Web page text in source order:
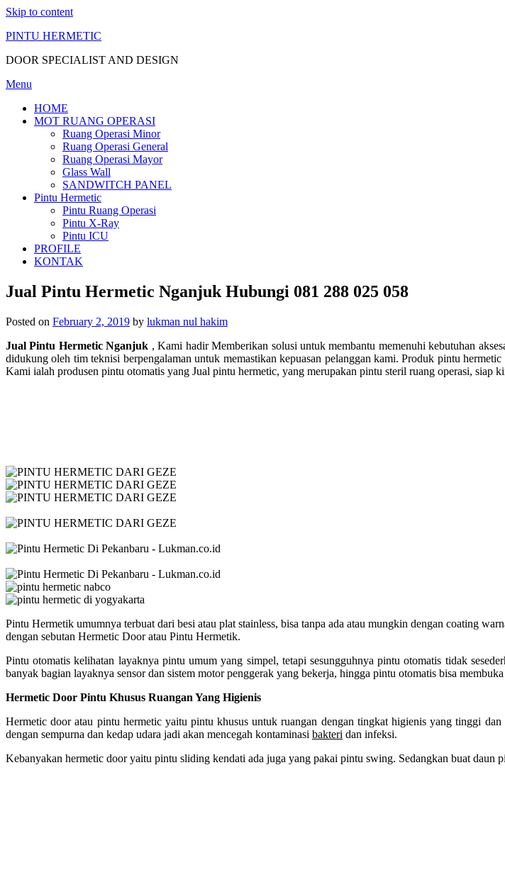
Skip to content
PINTU HERMETIC
DOOR SPECIALIST AND DESIGN
Menu
HOME
MOT RUANG OPERASI
Ruang Operasi Minor
Ruang Operasi General
Ruang Operasi Mayor
Glass Wall
SANDWITCH PANEL
Pintu Hermetic
Pintu Ruang Operasi
Pintu X-Ray
Pintu ICU
PROFILE
KONTAK
Jual Pintu Hermetic Nganjuk Hubungi 081 288 025 058
Posted on February 2, 2019 by lukman nul hakim
Jual Pintu Hermetic Nganjuk , Kami hadir Memberikan solusi untuk membantu memenuhi kebutuhan
didukung oleh tim teknisi berpengalaman untuk memastikan kepuasan pelanggan kami. Produk pintu
Kami ialah produsen pintu otomatis yang Jual pintu hermetic, yang merupakan pintu steril ruang operasi, siap
Pintu Hermetik umumnya terbuat dari besi atau plat stainless, bisa tanpa ada atau mungkin dengan coating
dengan sebutan Hermetic Door atau Pintu Hermetik.
Pintu otomatis kelihatan layaknya pintu umum yang simpel, tetapi sesungguhnya pintu otomatis tidak
banyak bagian layaknya sensor dan sistem motor penggerak yang bekerja, hingga pintu otomatis bisa
Hermetic Door Pintu Khusus Ruangan Yang Higienis
Hermetic door atau pintu hermetic yaitu pintu khusus untuk ruangan dengan tingkat higienis yang tinggi
dengan sempurna dan kedap udara jadi akan mencegah kontaminasi bakteri dan infeksi.
Kebanyakan hermetic door yaitu pintu sliding kendati ada juga yang pakai pintu swing. Sedangkan buat daun